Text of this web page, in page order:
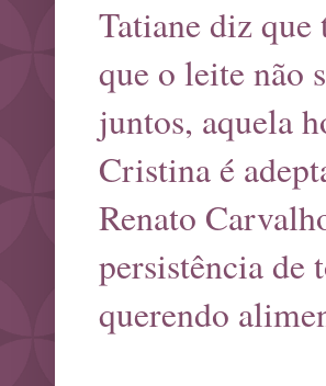
Tatiane diz que
que o leite não
juntos, aquela
Cristina é
Renato
persistência de
querendo